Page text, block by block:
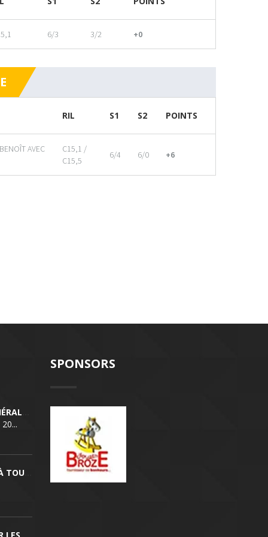
6/3 3/2 +0
RIL S1 S2 POINTS
AVEC
C15,1 /
C15,5
6/4 6/0 +6
SPONSORS